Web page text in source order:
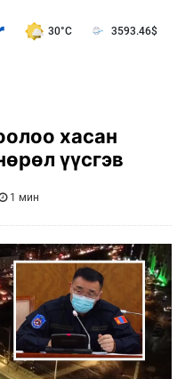
30°C 3593.46$
хасан
үүсгэв
1 мин